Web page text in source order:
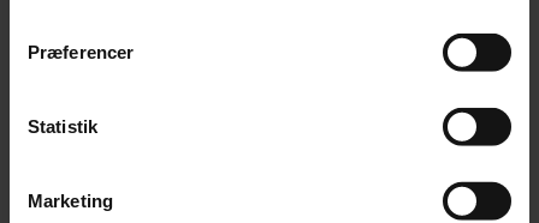
Præferencer
Statistik
Marketing
Læs mere »
dæk m. fransk altan -